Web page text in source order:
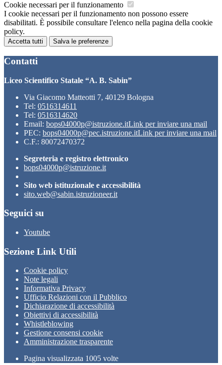
Cookie necessari per il funzionamento
I cookie necessari per il funzionamento non possono essere
disabilitati. È possibile consultare l'elenco nella pagina della cookie
policy.
Accetta tutti Salva le preferenze
Contatti
Liceo Scientifico Statale “A. B. Sabin”
Via Giacomo Matteotti 7, 40129 Bologna
Tel: 0516314611
Tel: 0516314620
Email: bops04000p@istruzione.itLink per inviare una mail
PEC: bops04000p@pec.istruzione.itLink per inviare una mail
C.F.: 80072470372
Segreteria e registro elettronico
bops04000p@istruzione.it
Sito web istituzionale e accessibilità
sito.web@sabin.istruzioneer.it
Seguici su
Youtube
Sezione Link Utili
Cookie policy
Note legali
Informativa Privacy
Ufficio Relazioni con il Pubblico
Dichiarazione di accessibilità
Obiettivi di accessibilità
Whistleblowing
Gestione consensi cookie
Amministrazione trasparente
Pagina visualizzata 1005 volte